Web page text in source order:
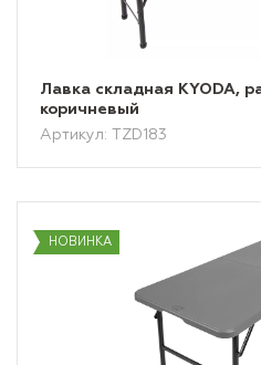
Лавка складная KYODA,
коричневый
Артикул: TZD183
НОВИНКА